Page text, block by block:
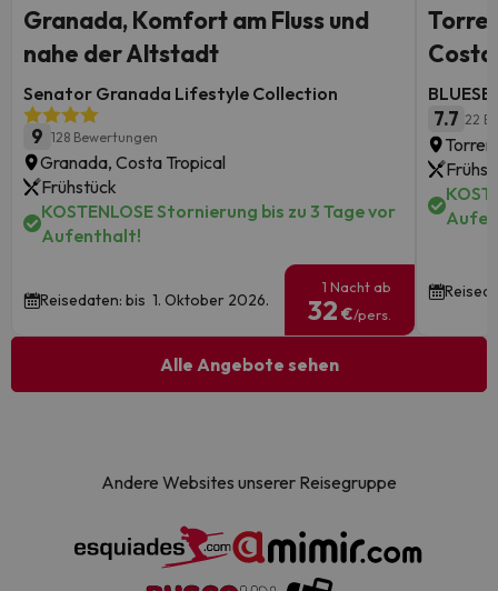
Granada, Komfort am Fluss und
nahe der Altstadt
Senator Granada Lifestyle Collection
9 128 Bewertungen
Granada, Costa Tropical
Frühstück
KOSTENLOSE Stornierung bis zu 3 Tage vor
Aufenthalt!
Reisedaten: bis 1. Oktober 2026.
1 Nacht ab
32 €/pers.
7.7 22
Alle Angebote sehen
Andere Websites unserer Reisegruppe